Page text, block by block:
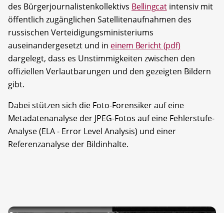
des Bürgerjournalistenkollektivs Bellingcatintensiv mit
öffentlich zugänglichen Satellitenaufnahmen des
russischen Verteidigungsministeriums
auseinandergesetzt und in einem Bericht (pdf)
dargelegt, dass es Unstimmigkeiten zwischen den
offiziellen Verlautbarungen und den gezeigten Bildern
gibt.
Dabei stützen sich die Foto-Forensiker auf eine
Metadatenanalyse der JPEG-Fotos auf eine Fehlerstufe-
Analyse (ELA - Error Level Analysis) und einer
Referenzanalyse der Bildinhalte.